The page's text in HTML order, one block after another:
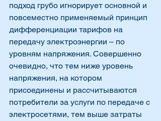
подход грубо игнорирует основной и
повсеместно применяемый принцип
дифференциации тарифов на
передачу электроэнергии – по
уровням напряжения. Совершенно
очевидно, что тем ниже уровень
напряжения, на котором
присоединены и рассчитываются
потребители за услуги по передаче с
электросетями, тем выше затраты